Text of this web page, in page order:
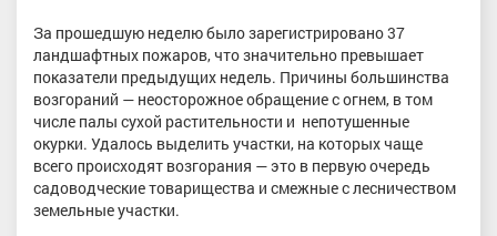
За прошедшую неделю было зарегистрировано 37
ландшафтных пожаров, что значительно превышает
показатели предыдущих недель. Причины большинства
возгораний — неосторожное обращение с огнем, в том
числе палы сухой растительности и непотушенные
окурки. Удалось выделить участки, на которых чаще
всего происходят возгорания — это в первую очередь
садоводческие товарищества и смежные с лесничеством
земельные участки.